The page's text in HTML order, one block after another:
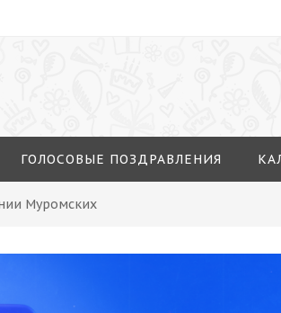
ГОЛОСОВЫЕ ПОЗДРАВЛЕНИЯ
Муромских